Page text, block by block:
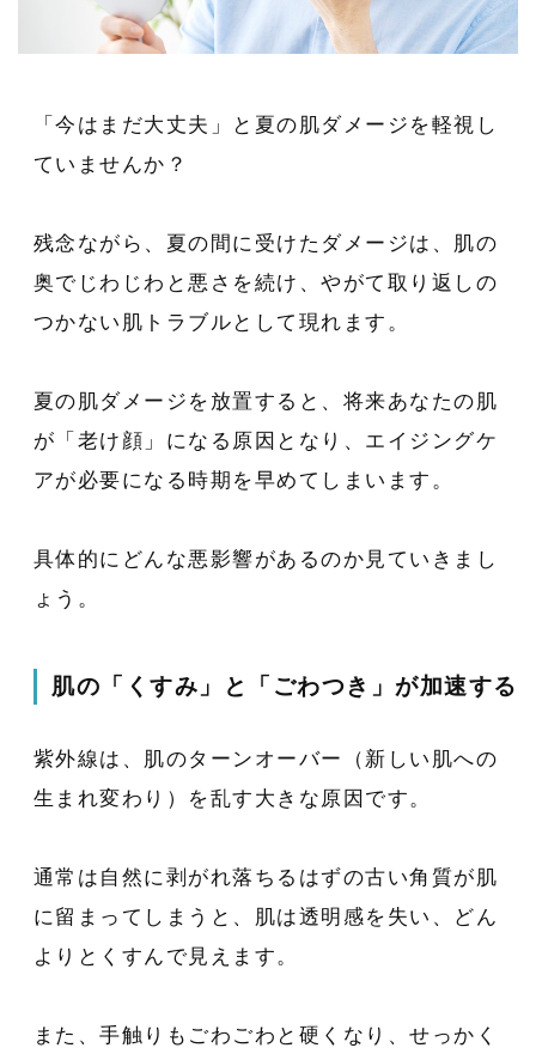
「今はまだ大丈夫」と夏の肌ダメージを軽視し
ていませんか？
残念ながら、夏の間に受けたダメージは、肌の
奥でじわじわと悪さを続け、やがて取り返しの
つかない肌トラブルとして現れます。
夏の肌ダメージを放置すると、将来あなたの肌
が「老け顔」になる原因となり、エイジングケ
アが必要になる時期を早めてしまいます。
具体的にどんな悪影響があるのか見ていきまし
ょう。
肌の「くすみ」と「ごわつき」が加速する
紫外線は、肌のターンオーバー（新しい肌への
生まれ変わり）を乱す大きな原因です。
通常は自然に剥がれ落ちるはずの古い角質が肌
に留まってしまうと、肌は透明感を失い、どん
よりとくすんで見えます。
また、手触りもごわごわと硬くなり、せっかく